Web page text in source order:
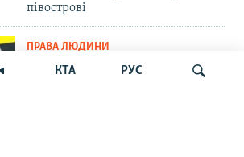
КТА РУС
півострові
ПРАВА ЛЮДИНИ
Мить – і ти шпигун. Як у